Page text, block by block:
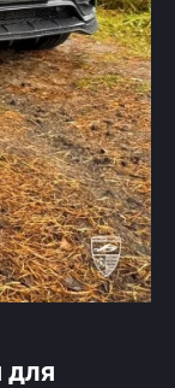
для